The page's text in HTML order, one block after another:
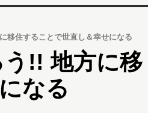
移住することで世直し＆幸せになる
!! 地方に移
なる